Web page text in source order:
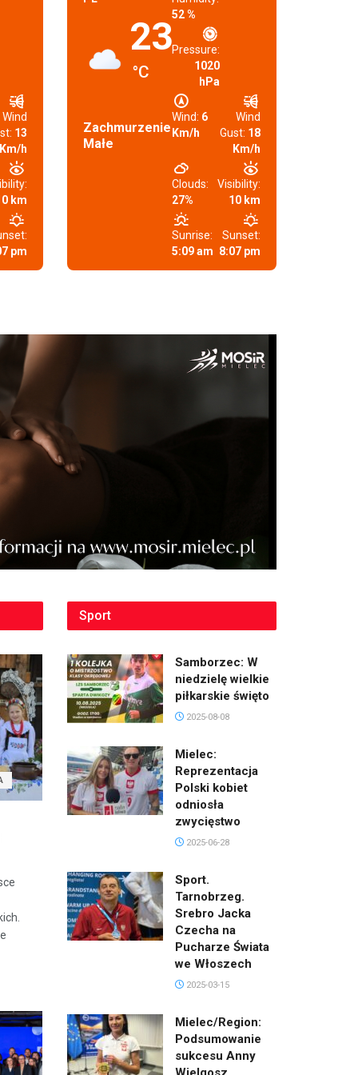
Wind
13
Km/h
km
pm
23
°C
Zachmurzenie
Małe
52 %
Pressure:
1020
hPa
Wind: 6
Km/h
Wind
Gust: 18
Km/h
Clouds:
27%
Visibility:
10 km
Sunrise:
5:09 am
Sunset:
8:07 pm
Sport
Samborzec: W
niedzielę wielkie
piłkarskie święto
2025-08-08
Mielec:
Reprezentacja
Polski kobiet
odniosła
zwycięstwo
2025-06-28
Sport.
Tarnobrzeg.
Srebro Jacka
Czecha na
Pucharze Świata
we Włoszech
2025-03-15
Mielec/Region:
Podsumowanie
sukcesu Anny